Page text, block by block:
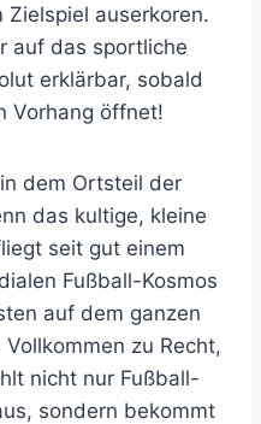
Zielspiel auserkoren.
auf das sportliche
erklärbar, sobald
Vorhang öffnet!
in dem Ortsteil der
das kultige, kleine
seit gut einem
Fußball-Kosmos
auf dem ganzen
zu Recht,
nicht nur Fußball-
sondern bekommt